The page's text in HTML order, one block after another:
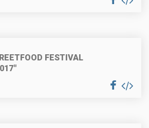
FESTIVAL